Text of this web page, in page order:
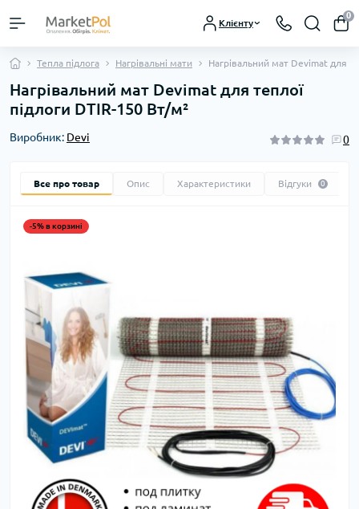
Клієнту
0
Тепла підлога Нагрівальні мати Нагрівальний мат Devimat для
Нагрівальний мат Devimat для теплої
підлоги DTIR-150 Вт/м²
Виробник: Devi 0
Все про товар Опис Характеристики Відгуки 0
-5% в корзині